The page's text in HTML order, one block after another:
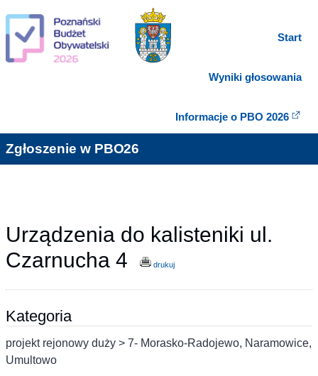
Start
Wyniki głosowania
Informacje o PBO 2026
Zgłoszenie w PBO26
Urządzenia do kalisteniki ul.
Czarnucha 4
drukuj
Kategoria
projekt rejonowy duży > 7- Morasko-Radojewo, Naramowice,
Umultowo